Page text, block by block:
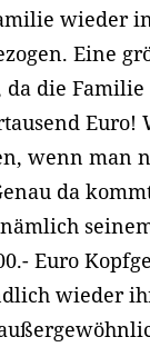
wieder
Eine
die Familie
Euro!
wenn man
da
Euro
wieder